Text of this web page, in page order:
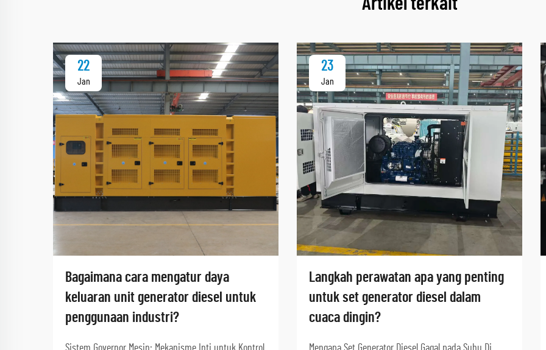
22
Jan
Bagaimana cara mengatur daya
keluaran unit generator diesel untuk
penggunaan industri?
23
Jan
Langkah perawatan apa yang penting
untuk set generator diesel dalam
cuaca dingin?